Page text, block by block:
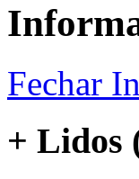
Fechar
+ Lidos